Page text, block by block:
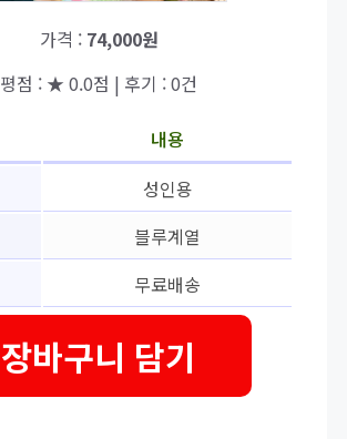
가격 : 74,000원
평점 : ★ 0.0점 | 후기 : 0건
내용
성인용
블루계열
무료배송
장바구니 담기